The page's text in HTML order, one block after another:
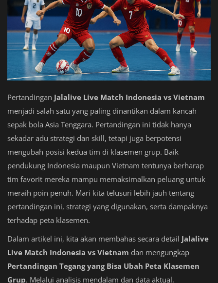
Pertandingan Jalalive Live Match Indonesia vs Vietnam
menjadi salah satu yang paling dinantikan dalam kancah
sepak bola Asia Tenggara. Pertandingan ini tidak hanya
sekadar adu strategi dan skill, tetapi juga berpotensi
mengubah posisi kedua tim di klasemen grup. Baik
pendukung Indonesia maupun Vietnam tentunya berharap
tim favorit mereka mampu memaksimalkan peluang untuk
meraih poin penuh. Mari kita telusuri lebih jauh tentang
pertandingan ini, strategi yang digunakan, serta dampaknya
terhadap peta klasemen.
Dalam artikel ini, kita akan membahas secara detail Jalalive
Live Match Indonesia vs Vietnam dan mengungkap
Pertandingan Tegang yang Bisa Ubah Peta Klasemen
Grup. Melalui analisis mendalam dan data aktual,